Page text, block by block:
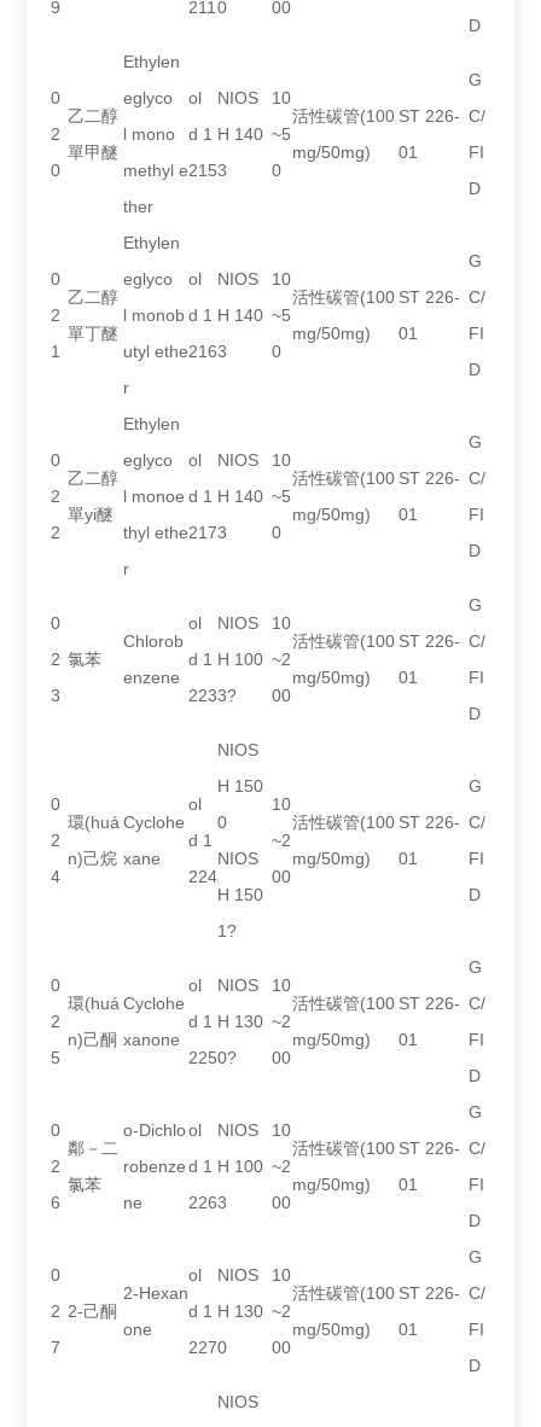
9 211 0
00
D
0
2
0
乙二醇
單甲醚
Ethylen
eglyco
l mono
methyl e
ther
ol
d 1
215
NIOS
H 140
3
10
~5
0
活性碳管(100
mg/50mg)
ST 226-
01
G
C/
FI
D
0
2
1
乙二醇
單丁醚
Ethylen
eglyco
l monob
utyl ethe
r
ol
d 1
216
NIOS
H 140
3
10
~5
0
活性碳管(100
mg/50mg)
ST 226-
01
G
C/
FI
D
0
2
2
乙二醇
單yi醚
Ethylen
eglyco
l monoe
thyl ethe
r
ol
d 1
217
NIOS
H 140
3
10
~5
0
活性碳管(100
mg/50mg)
ST 226-
01
G
C/
FI
D
0
2
3
氯苯
Chlorob
enzene
ol
d 1
223
NIOS
H 100
3?
10
~2
00
活性碳管(100
mg/50mg)
ST 226-
01
G
C/
FI
D
0
2
4
環(huá
n)己烷
Cyclohe
xane
ol
d 1
224
NIOS
H 150
0
NIOS
H 150
1?
10
~2
00
活性碳管(100
mg/50mg)
ST 226-
01
G
C/
FI
D
0
2
5
環(huá
n)己酮
Cyclohe
xanone
ol
d 1
225
NIOS
H 130
0?
10
~2
00
活性碳管(100
mg/50mg)
ST 226-
01
G
C/
FI
D
0
2
6
鄰－二
氯苯
o-Dichlo
robenze
ne
ol
d 1
226
NIOS
H 100
3
10
~2
00
活性碳管(100
mg/50mg)
ST 226-
01
G
C/
FI
D
0
2
7
2-己酮
2-Hexan
one
ol
d 1
227
NIOS
H 130
0
10
~2
00
活性碳管(100
mg/50mg)
ST 226-
01
G
C/
FI
D
NIOS